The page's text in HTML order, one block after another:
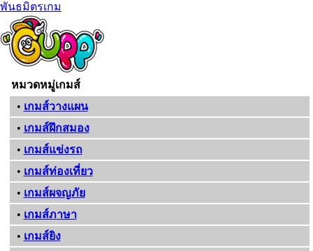
พันธมิตรเกม
หมวดหมู่เกมส์
• เกมส์วางแผน
• เกมส์ฝึกสมอง
• เกมส์แข่งรถ
• เกมส์ท่องเที่ยว
• เกมส์ผจญภัย
• เกมส์ภาษา
• เกมส์ยิง